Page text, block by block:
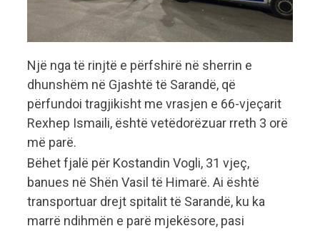
Një nga të rinjtë e përfshirë në sherrin e
dhunshëm në Gjashtë të Sarandë, që
përfundoi tragjikisht me vrasjen e 66-vjeçarit
Rexhep Ismaili, është vetëdorëzuar rreth 3 orë
më parë.
Bëhet fjalë për Kostandin Vogli, 31 vjeç,
banues në Shën Vasil të Himarë. Ai është
transportuar drejt spitalit të Sarandë, ku ka
marrë ndihmën e parë mjekësore, pasi